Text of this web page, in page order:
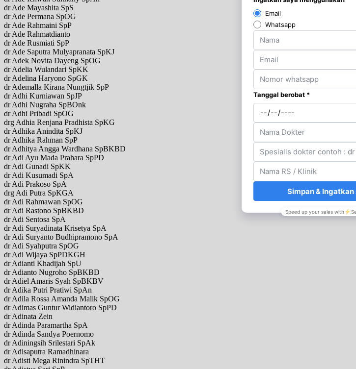
dr Ade Mayashita SpS
dr Ade Permana SpOG
dr Ade Rahmaini SpP
dr Ade Rahmatdianto
dr Ade Rusmiati SpP
dr Ade Saputra Mulyapranata SpKJ
dr Adek Novita Dayeng SpOG
dr Adelia Wulandari SpKK
dr Adelina Haryono SpGK
dr Ademalla Kirana Nungtjik SpP
dr Adhi Kurniawan SpJP
dr Adhi Nugraha SpBOnk
dr Adhi Pribadi SpOG
drg Adhia Renjana Pradhista SpKG
dr Adhika Anindita SpKJ
dr Adhika Rahman SpP
dr Adhitya Angga Wardhana SpBKBD
dr Adi Ayu Mada Prahara SpPD
dr Adi Gunadi SpKK
dr Adi Kusumadi SpA
dr Adi Prakoso SpA
drg Adi Putra SpKGA
dr Adi Rahmawan SpOG
dr Adi Rastono SpBKBD
dr Adi Sentosa SpA
dr Adi Suryadinata Krisetya SpA
dr Adi Suryanto Budhipramono SpA
dr Adi Syahputra SpOG
dr Adi Wijaya SpPDKGH
dr Adianti Khadijah SpU
dr Adianto Nugroho SpBKBD
dr Adiel Amaris Syah SpBKBV
dr Adika Putri Pratiwi SpAn
dr Adila Rossa Amanda Malik SpOG
dr Adimas Guntur Widiantoro SpPD
dr Adinata Zein
dr Adinda Paramartha SpA
dr Adinda Sandya Poernomo
dr Adiningsih Srilestari SpAk
dr Adisaputra Ramadhinara
dr Adisti Mega Rinindra SpTHT